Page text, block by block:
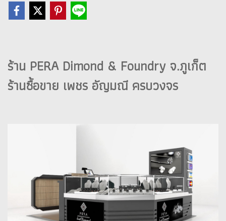
ร้าน PERA Dimond & Foundry จ.ภูเก็ต
ร้านซื้อขาย เพชร อัญมณี ครบวงจร